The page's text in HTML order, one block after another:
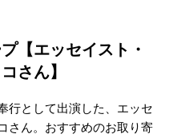
【エッセイスト・
さん】
行として出演した、エッセ
さん。おすすめのお取り寄